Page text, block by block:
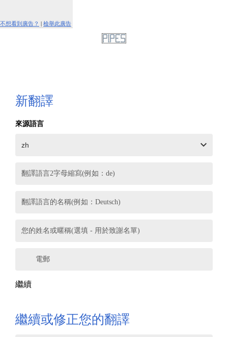
不想看到廣告？ | 檢舉此廣告
新翻譯
來源語言
翻譯語言2字母縮寫(例如：de)
翻譯語言的名稱(例如：Deutsch)
您的姓名或暱稱(選填 - 用於致謝名單)
電郵
繼續
繼續或修正您的翻譯